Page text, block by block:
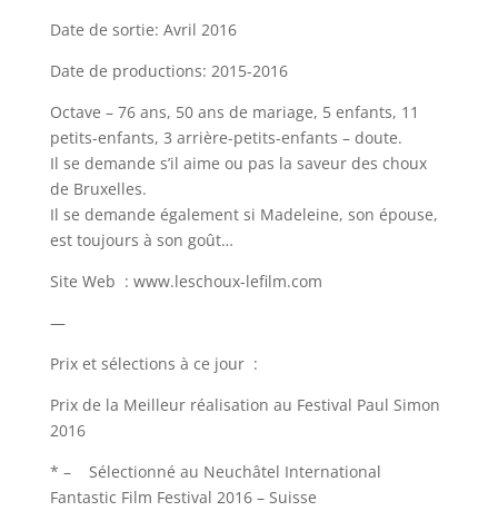
Date de sortie: Avril 2016
Date de productions: 2015-2016
Octave – 76 ans, 50 ans de mariage, 5 enfants, 11
petits-enfants, 3 arrière-petits-enfants – doute.
Il se demande s’il aime ou pas la saveur des choux
de Bruxelles.
Il se demande également si Madeleine, son épouse,
est toujours à son goût…
Site Web : www.leschoux-lefilm.com
—
Prix et sélections à ce jour :
Prix de la Meilleur réalisation au Festival Paul Simon
2016
* – Sélectionné au Neuchâtel International
Fantastic Film Festival 2016 – Suisse